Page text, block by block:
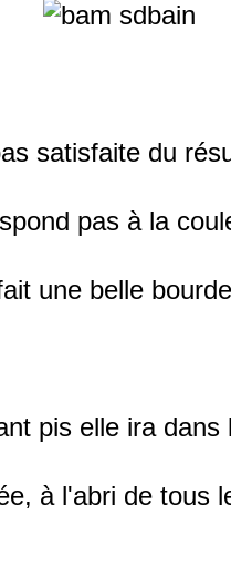
satisfaite du
pas à la
une belle
pis elle ira dans
à l'abri de tous